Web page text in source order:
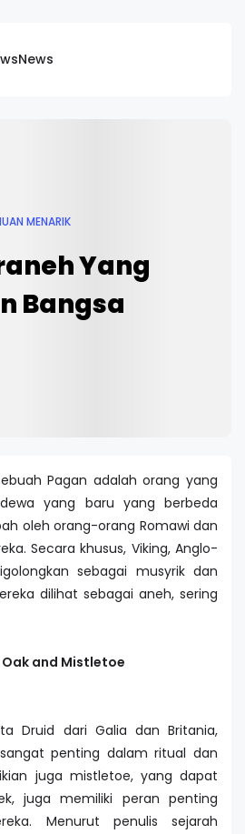
News
MENARIK
Yang
Bangsa
Pagan adalah orang yang
yang baru yang berbeda
oleh orang-orang Romawi dan
Secara khusus, Viking, Anglo-
sebagai musyrik dan
dilihat sebagai aneh, sering
Oak and Mistletoe
Druid dari Galia dan Britania,
penting dalam ritual dan
juga mistletoe, yang dapat
juga memiliki peran penting
Menurut penulis sejarah